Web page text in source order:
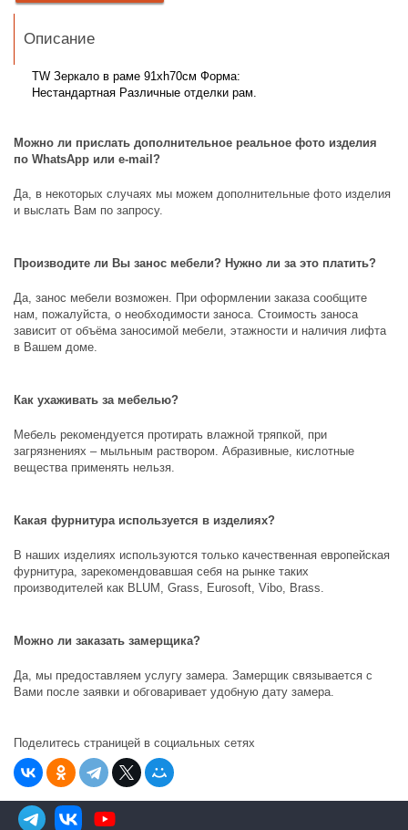
Описание
TW Зеркало в раме 91хh70см Форма:
Нестандартная Различные отделки рам.
Можно ли прислать дополнительное реальное фото изделия
по WhatsApp или e-mail ?
Да, в некоторых случаях мы можем дополнительные фото изделия
и выслать Вам по запросу.
Производите ли Вы занос мебели? Нужно ли за это платить?
Да, занос мебели возможен. При оформлении заказа сообщите
нам, пожалуйста, о необходимости заноса. Стоимость заноса
зависит от объёма заносимой мебели, этажности и наличия лифта
в Вашем доме.
Как ухаживать за мебелью?
Мебель рекомендуется протирать влажной тряпкой, при
загрязнениях – мыльным раствором. Абразивные, кислотные
вещества применять нельзя.
Какая фурнитура используется в изделиях?
В наших изделиях используются только качественная европейская
фурнитура, зарекомендовавшая себя на рынке таких
производителей как BLUM, Grass, Eurosoft, Vibo, Brass.
Можно ли заказать замерщика?
Да, мы предоставляем услугу замера. Замерщик связывается с
Вами после заявки и обговаривает удобную дату замера.
Поделитесь страницей в социальных сетях